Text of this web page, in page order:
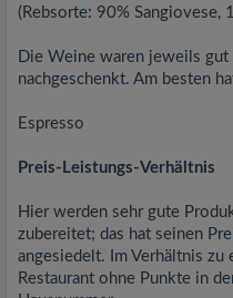
(Rebsorte: 90% Sangiovese,
Die Weine waren jeweils
nachgeschenkt. Am besten
Espresso
Preis-Leistungs-Verhältnis
Hier werden sehr gute
zubereitet; das hat seinen
angesiedelt. Im Verhältnis
Restaurant ohne Punkte in